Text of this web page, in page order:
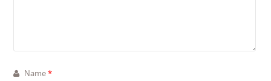
Name*